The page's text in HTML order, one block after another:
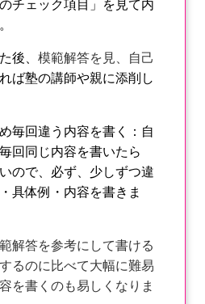
チェック項目」を見て内
後、 模範解答を見、自己
ば塾の講師や親に添削し
回違う内容を書く：自
回同じ内容を書いたら
ので、必ず、少しずつ違
具体例・内容を書きま
解答を参考にして書ける
るのに比べて大幅に難易
を書くのも易しくなりま